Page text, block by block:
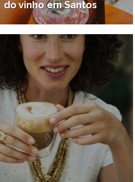
do vinho em Santos
13/11/2018